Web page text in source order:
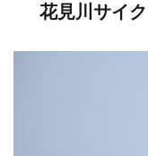
花見川サイ